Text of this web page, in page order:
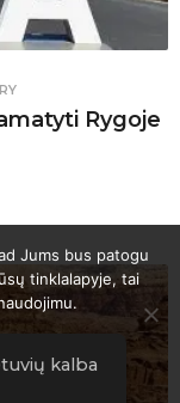
Rygoje
kalba
Jums bus patogu
tinklalapyje, tai